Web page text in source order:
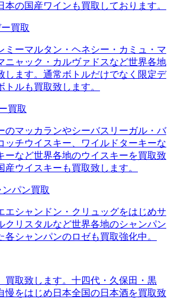
本の国産ワインも買取しております。
ミーマルタン・ヘネシー・カミュ・マ
ニャック・カルヴァドスなど世界各地
します。通常ボトルだけでなく限定デ
ルも買取致します。
のマッカランやシーバスリーガル・バ
ッチウイスキー、ワイルドターキーな
ーなど世界各地のウイスキーを買取致
産ウイスキーも買取致します。
エシャンドン・クリュッグをはじめサ
クリスタルなど世界各地のシャンパン
各シャンパンのロゼも買取強化中。
買取致します。十四代・久保田・黒
慢をはじめ日本全国の日本酒を買取致